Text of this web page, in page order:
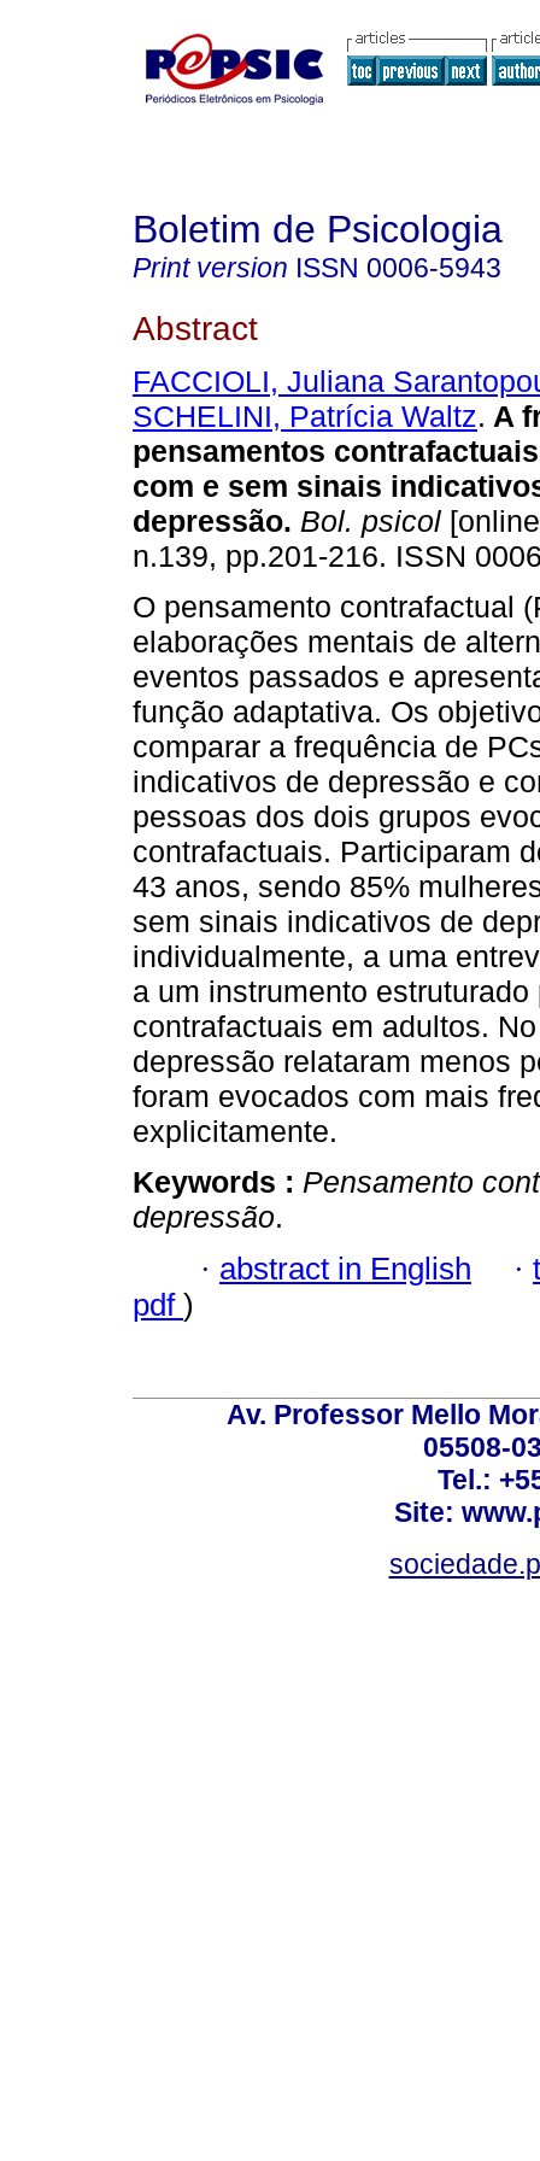
Boletim de Psicologia
Print version ISSN 0006-5943
Abstract
FACCIOLI, Juliana
SCHELINI, Patrícia Waltz. A
pensamentos
com e sem sinais
depressão. Bol. psicol
n.139, pp.201-216. ISSN
O pensamento contrafactual
elaborações mentais de
eventos passados e
função adaptativa. Os
comparar a frequência de
indicativos de depressão e
pessoas dos dois grupos
contrafactuais. Participaram
43 anos, sendo 85%
sem sinais indicativos de
individualmente, a uma
a um instrumento
contrafactuais em adultos.
depressão relataram menos
foram evocados com mais
explicitamente.
Keywords : Pensamento
depressão.
· abstract in English ·
pdf )
Av. Professor Mello
05508-
Tel.:
Site: